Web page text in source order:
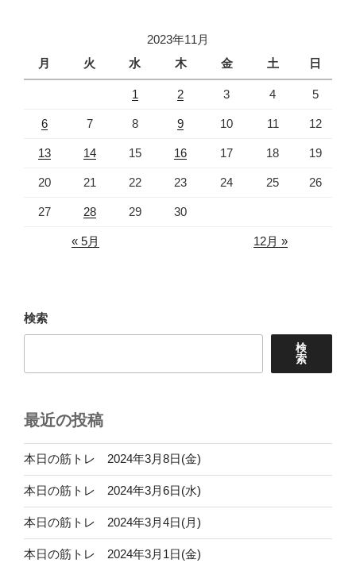
2023年11月
月
火 水 木 金 土 日
1 2 3 4 5
6 7 8 9 10 11 12
13 14 15 16 17 18 19
20 21 22 23 24 25 26
27 28 29 30
« 5月 12月 »
検索
検
索
最近の投稿
本日の筋トレ 2024年3月8日(金)
本日の筋トレ 2024年3月6日(水)
本日の筋トレ 2024年3月4日(月)
本日の筋トレ 2024年3月1日(金)